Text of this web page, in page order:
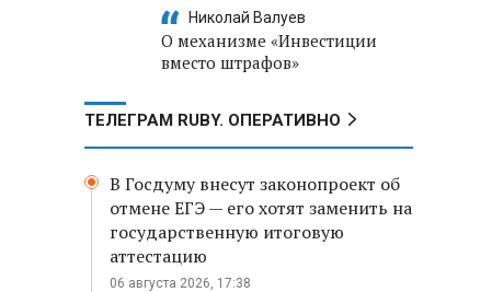
Николай Валуев
О механизме «Инвестиции
вместо штрафов»
ТЕЛЕГРАМ RUBY. ОПЕРАТИВНО
В Госдуму внесут законопроект об
отмене ЕГЭ — его хотят заменить на
государственную итоговую
аттестацию
06 августа 2026, 17:38